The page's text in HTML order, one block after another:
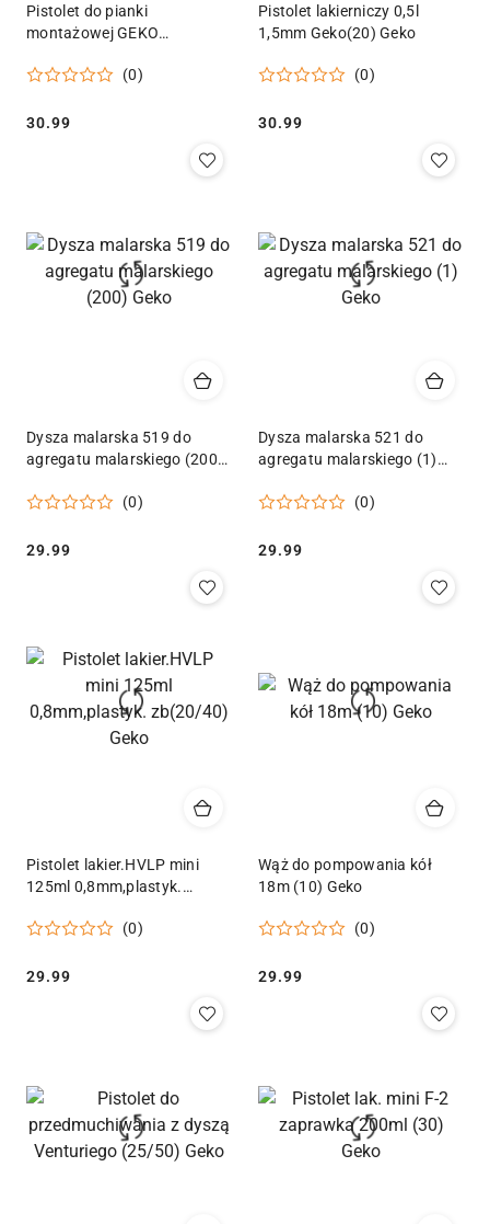
Pistolet do pianki
montażowej GEKO
(0)
Cena:
30.99
Pistolet lakierniczy 0,5l
1,5mm Geko(20) Geko
(0)
Cena:
30.99
Dysza malarska 519 do
agregatu malarskiego (200)
(0)
Cena:
29.99
Dysza malarska 521 do
agregatu malarskiego (1)
(0)
Cena:
29.99
Pistolet lakier.HVLP mini
125ml 0,8mm,plastyk.
(0)
Cena:
29.99
Wąż do pompowania kół
18m (10) Geko
(0)
Cena:
29.99